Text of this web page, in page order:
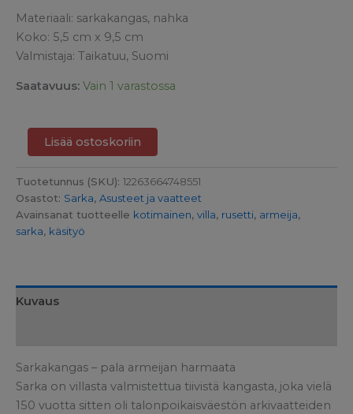
Materiaali: sarkakangas, nahka
Koko: 5,5 cm x 9,5 cm
Valmistaja: Taikatuu, Suomi
Saatavuus: Vain 1 varastossa
Lisää ostoskoriin
Tuotetunnus (SKU): 12263664748551
Osastot: Sarka, Asusteet ja vaatteet
Avainsanat tuotteelle kotimainen, villa, rusetti, armeija,
sarka, käsityö
Kuvaus
Sarkakangas – pala armeijan harmaata
Sarka on villasta valmistettua tiivistä kangasta, joka vielä
150 vuotta sitten oli talonpoikaisväestön arkivaatteiden